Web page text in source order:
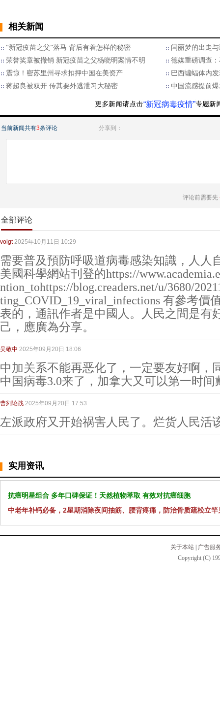
相关新闻
“新冠疫苗之父”落马 背后有着怎样的秘密
闫丽梦的出走
荣誉奖章被撤销 新冠疫苗之父杨晓明案情不明
德媒重磅调查
震惊！密苏里州寻求扣押中国在美资产
巴西蝙蝠体内
蒋超良被双开 传其要外逃泄习大秘密
中国流感提前
“新冠病毒疫情”
当前新闻共有3条评论 分享到：
评论前需要先
全部评论
voigt 2025年10月11日 10:29
需要普及預防呼吸道病毒感染知識，人人
美國科學網站刊登的https://
ntion_tohttps://blog.creaders.net/u/3680/
ting_COVID_19_viral_infections 有參考價
表的，通訊作者是中國人。人民之間是有
己，應廣為分享。
吴敬中 2025年09月20日 18:06
中加关系不能再恶化了，一定要友好啊，
中国病毒3.0来了，加拿大又可以第一时间
曹刿论战 2025年09月20日 17:53
左派政府又开始祸害人民了。烂货人民活
实用资讯
抗癌明星组合 多年口碑保证！天然植物萃取 有效对抗癌细胞
中老年补钙必备，2星期消除夜间抽筋、腰背疼痛，防治骨质疏松立竿
关于本站
广告服
Copyright (C)